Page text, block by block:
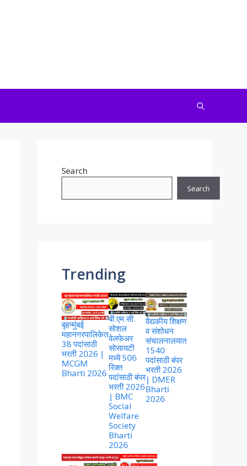
Search
Search
Trending
बृहन्मुंबई
महानगरपालिकेत
38 पदांसाठी
भरती 2026 |
MCGM
Bharti 2026
बी.एम.सी.
सोशल
वेलफेअर
सोसायटी
मध्ये 506
रिक्त
पदांसाठी बंपर
भरती 2026
| BMC
Social
Welfare
Society
Bharti
2026
वैद्यकीय शिक्षण
व संशोधन
संचालनालयात
1540
पदांसाठी बंपर
भरती 2026
| DMER
Bharti
2026